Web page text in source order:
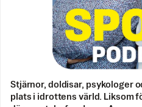
Stjärnor, doldisar, psykologer
plats i idrottens värld. Liksom